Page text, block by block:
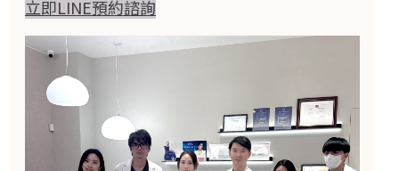
立即LINE預約諮詢